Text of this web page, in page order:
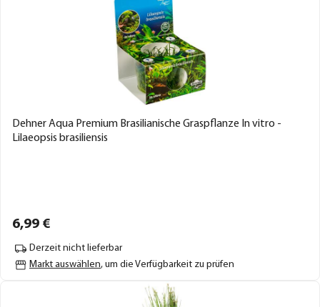
Dehner Aqua Premium Brasilianische Graspflanze In vitro -
Lilaeopsis brasiliensis
6,99 €
Derzeit nicht lieferbar
Markt auswählen, um die Verfügbarkeit zu prüfen